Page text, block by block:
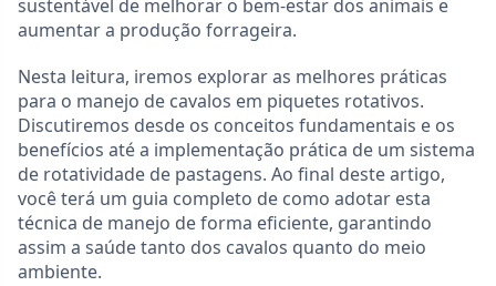
sustentável de melhorar o bem-estar dos animais e
aumentar a produção forrageira.
Nesta leitura, iremos explorar as melhores práticas
para o manejo de cavalos em piquetes rotativos.
Discutiremos desde os conceitos fundamentais e os
benefícios até a implementação prática de um sistema
de rotatividade de pastagens. Ao final deste artigo,
você terá um guia completo de como adotar esta
técnica de manejo de forma eficiente, garantindo
assim a saúde tanto dos cavalos quanto do meio
ambiente.